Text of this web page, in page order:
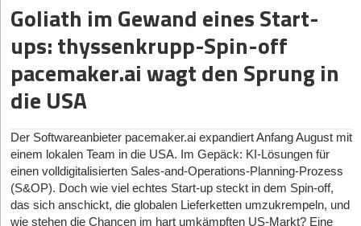
müssen. Aber das habe ich im besten Sinne „gebootstraped“ und
das Maximale an Einnahmen rausholen können. Das hat die
Finanzierung erstmal gut gesichert, bis dann die Social Chain
Group mit Georg Kofler 2017 auf mich zu kam. Jetzt ist dadurch
sehr viel möglich. Und diese Chance nutzen wir auch.
SynBiotic SE ist ein Unternehmen mit einem auf die EU
das konkret?
Durch diese Strategie bauen wir eine breit diversifizierte
Unternehmensgruppe im europäischen Cannabis-Sektor auf. Wir
nehmen also Unternehmen unter unseren Plattform-Schirm, die
entlang der gesamten Wertschöpfungskette – von der Forschung
Goliath im Gewand eines Start-
ups: thyssenkrupp-Spin-off
pacemaker.ai wagt den Sprung in
die USA
Der Softwareanbieter pacemaker.ai expandiert Anfang August mit
einem lokalen Team in die USA. Im Gepäck: KI-Lösungen für
einen volldigitalisierten Sales-and-Operations-Planning-Prozess
(S&OP). Doch wie viel echtes Start-up steckt in dem Spin-off,
das sich anschickt, die globalen Lieferketten umzukrempeln, und
wie stehen die Chancen im hart umkämpften US-Markt? Eine